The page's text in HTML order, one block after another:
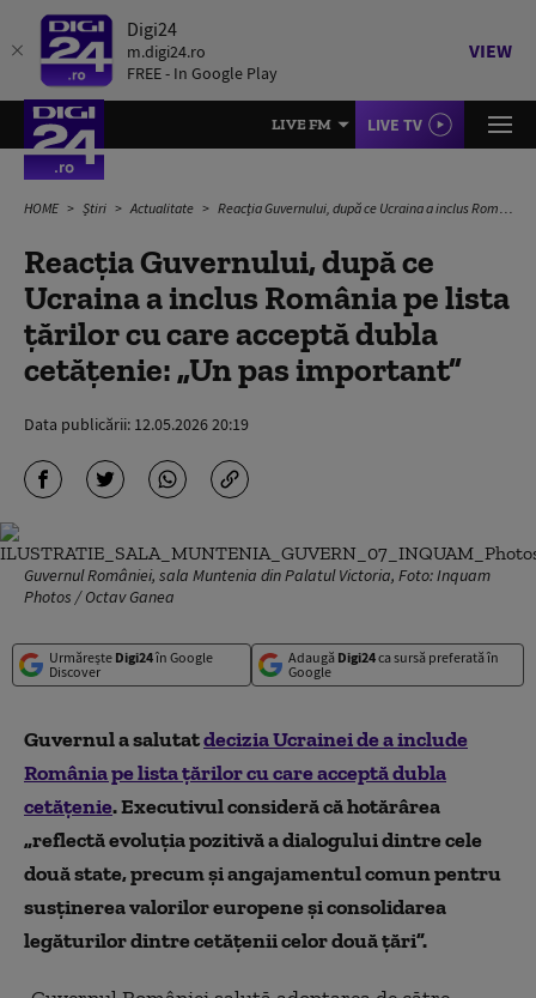
Digi24
m.digi24.ro
FREE - In Google Play
VIEW
LIVE FM LIVE TV
HOME Știri Actualitate Reacția Guvernului, după ce Ucraina a inclus România pe lista țărilor cu care acceptă dubla cetățenie: „Un pas important”
Reacția Guvernului, după ce
Ucraina a inclus România pe lista
țărilor cu care acceptă dubla
cetățenie: „Un pas important”
Data publicării: 12.05.2026 20:19
Guvernul României, sala Muntenia din Palatul Victoria, Foto: Inquam
Photos / Octav Ganea
Urmărește Digi24în Google
Discover
Adaugă Digi24ca sursă preferată în
Google
Guvernul a salutatdecizia Ucrainei de a include
România pe lista țărilor cu care acceptă dubla
cetățenie. Executivul consideră că hotărârea
„reflectă evoluţia pozitivă a dialogului dintre cele
două state, precum şi angajamentul comun pentru
susţinerea valorilor europene şi consolidarea
legăturilor dintre cetăţenii celor două ţări”.